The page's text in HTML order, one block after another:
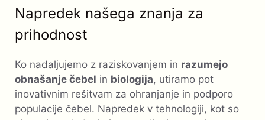
Napredek našega znanja za
prihodnost
Ko nadaljujemo z raziskovanjem in razumejo
obnašanje čebel in biologija, utiramo pot
inovativnim rešitvam za ohranjanje in podporo
populacije čebel. Napredek v tehnologiji, kot so